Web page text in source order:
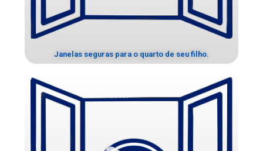
Janelas seguras para o quarto de seu filho.